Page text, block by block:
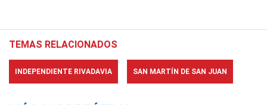
TEMAS RELACIONADOS
INDEPENDIENTE RIVADAVIA SAN MARTÍN DE SAN JUAN